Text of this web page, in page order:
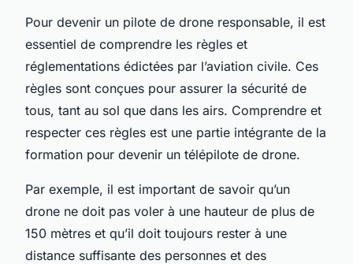
Pour devenir un pilote de drone responsable, il est
essentiel de comprendre les règles et
réglementations édictées par l’aviation civile. Ces
règles sont conçues pour assurer la sécurité de
tous, tant au sol que dans les airs. Comprendre et
respecter ces règles est une partie intégrante de la
formation pour devenir un télépilote de drone.
Par exemple, il est important de savoir qu’un
drone ne doit pas voler à une hauteur de plus de
150 mètres et qu’il doit toujours rester à une
distance suffisante des personnes et des